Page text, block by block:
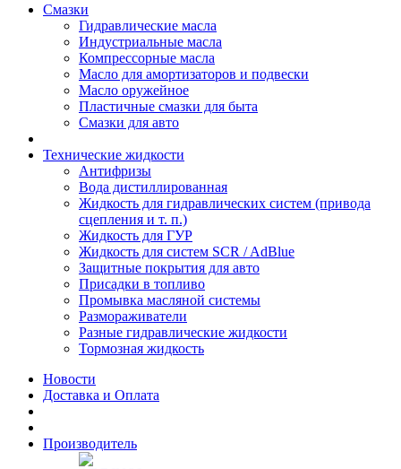
Смазки
Гидравлические масла
Индустриальные масла
Компрессорные масла
Масло для амортизаторов и подвески
Масло оружейное
Пластичные смазки для быта
Смазки для авто
Технические жидкости
Антифризы
Вода дистиллированная
Жидкость для гидравлических систем (привода
сцепления и т. п.)
Жидкость для ГУР
Жидкость для систем SCR / AdBlue
Защитные покрытия для авто
Присадки в топливо
Промывка масляной системы
Размораживатели
Разные гидравлические жидкости
Тормозная жидкость
Новости
Доставка и Оплата
Производитель